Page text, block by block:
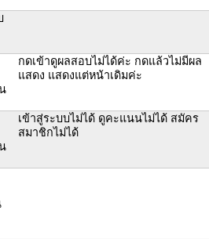
กดเข้าดูผลสอบไม่ได้ค่ะ กดแล้วไม่มีผล
แสดง แสดงแต่หน้าเดิมค่ะ
เข้าสู่ระบบไม่ได้ ดูคะแนนไม่ได้ สมัคร
สมาชิกไม่ได้